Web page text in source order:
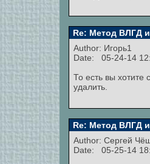
Re: Метод ВЛГД
Author: Игорь1
Date: 05-24-14
То есть вы хотите
удалить.
Re: Метод ВЛГД
Author: Сергей
Date: 05-25-14